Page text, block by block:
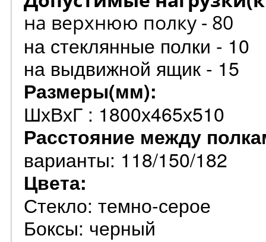
на верхнюю полку - 80
на стеклянные полки - 10
на выдвижной ящик - 15
Размеры(мм):
ШхВхГ : 1800х465х510
Расстояние между
варианты: 118/150/182
Цвета:
Стекло: темно-серое
Боксы: черный